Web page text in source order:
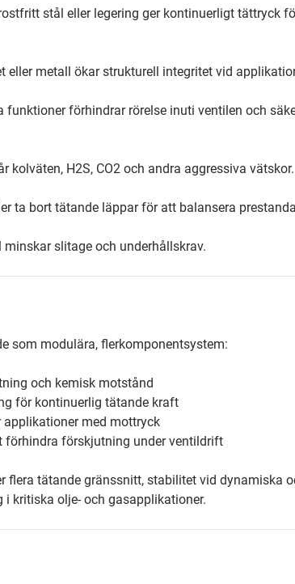
stål eller legering ger kontinuerligt tättryck
eller metall ökar strukturell integritet vid
funktioner förhindrar rörelse inuti ventilen och
kolväten, H2S, CO2 och andra aggressiva vätskor.
ta bort tätande läppar för att balansera
slitage och underhållskrav.
som modulära, flerkomponentsystem:
och kemisk motstånd
för kontinuerlig tätande kraft
med mottryck
förhindra förskjutning under ventildrift
flera tätande gränssnitt, stabilitet vid dynamiska
kritiska olje- och gasapplikationer.